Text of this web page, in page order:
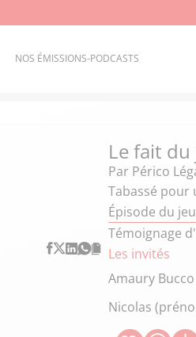
NOS ÉMISSIONS-PODCASTS
Le fait
Par Périco
Tabassé pour
Épisode du
Témoignage
Les invités
Amaury Bucco
Nicolas